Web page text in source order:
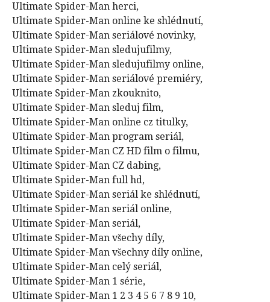
Ultimate Spider-Man herci,
Ultimate Spider-Man online ke shlédnutí,
Ultimate Spider-Man seriálové novinky,
Ultimate Spider-Man sledujufilmy,
Ultimate Spider-Man sledujufilmy online,
Ultimate Spider-Man seriálové premiéry,
Ultimate Spider-Man zkouknito,
Ultimate Spider-Man sleduj film,
Ultimate Spider-Man online cz titulky,
Ultimate Spider-Man program seriál,
Ultimate Spider-Man CZ HD film o filmu,
Ultimate Spider-Man CZ dabing,
Ultimate Spider-Man full hd,
Ultimate Spider-Man seriál ke shlédnutí,
Ultimate Spider-Man seriál online,
Ultimate Spider-Man seriál,
Ultimate Spider-Man všechy díly,
Ultimate Spider-Man všechny díly online,
Ultimate Spider-Man celý seriál,
Ultimate Spider-Man 1 série,
Ultimate Spider-Man 1 2 3 4 5 6 7 8 9 10,